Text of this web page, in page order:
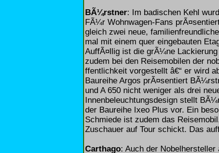
BÃ¼rstner: Im badischen Kehl
FÃ¼r Wohnwagen-Fans
gleich zwei neue,
mal mit einem quer eingebauten
AuffÃ¤llig ist die grÃ¼ne
zudem bei den Reisemobilen der
ffentlichkeit vorgestellt â€“ er wird
Baureihe Argos prÃ¤sentiert
und A 650 nicht weniger als drei
Innenbeleuchtungsdesign stellt
der Baureihe Ixeo Plus vor. Ein
Schmiede ist zudem das
Zuschauer auf Tour schickt. Das
Carthago: Auch der